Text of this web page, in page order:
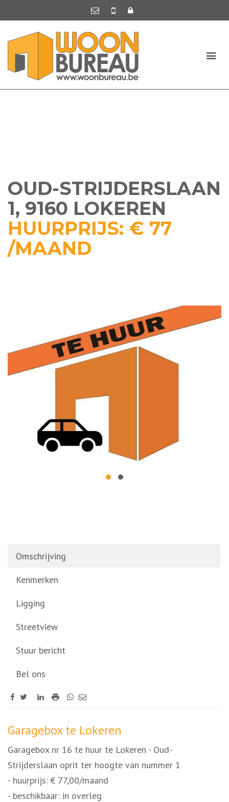
OUD-STRIJDERSLAAN
1, 9160 LOKEREN
HUURPRIJS: € 77
/MAAND
Omschrijving
Kenmerken
Ligging
Streetview
Stuur bericht
Bel ons
Omschrijving
Garagebox te Lokeren
Garagebox nr 16 te huur te Lokeren - Oud-
Strijderslaan oprit ter hoogte van nummer 1
- huurprijs: € 77,00/maand
- beschikbaar: in overleg